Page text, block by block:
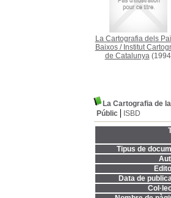
La Cartografia dels
Baixos/ Institut
de Catalunya
La Cartografia de
Públic
ISBD
Tipus de
Data de